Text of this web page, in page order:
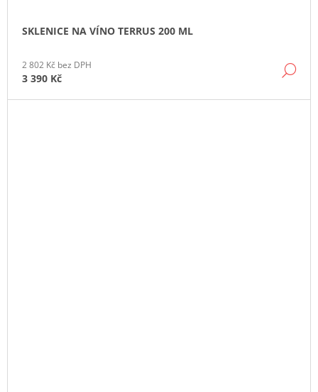
SKLENICE NA VÍNO TERRUS 200 ML
2 802 Kč bez DPH
3 390 Kč